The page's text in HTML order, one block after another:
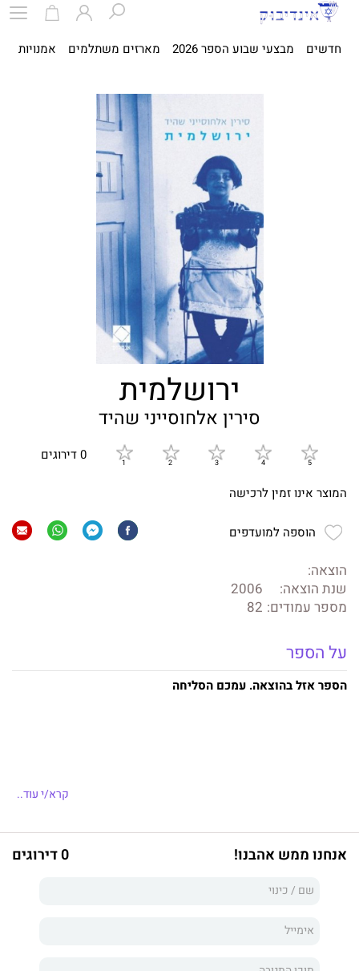
חדשים מבצעי שבוע הספר 2026 מארזים משתלמים אמנויות
ירושלמית
סירין אלחוסייני שהיד
0 דירוגים
המוצר אינו זמין לרכישה
הוספה למועדפים
הוצאה:
שנת הוצאה:
2006
מספר עמודים: 82
על הספר
הספר אזל בהוצאה. עמכם הסליחה
קרא/י עוד..
אנחנו ממש אהבנו! 0 דירוגים